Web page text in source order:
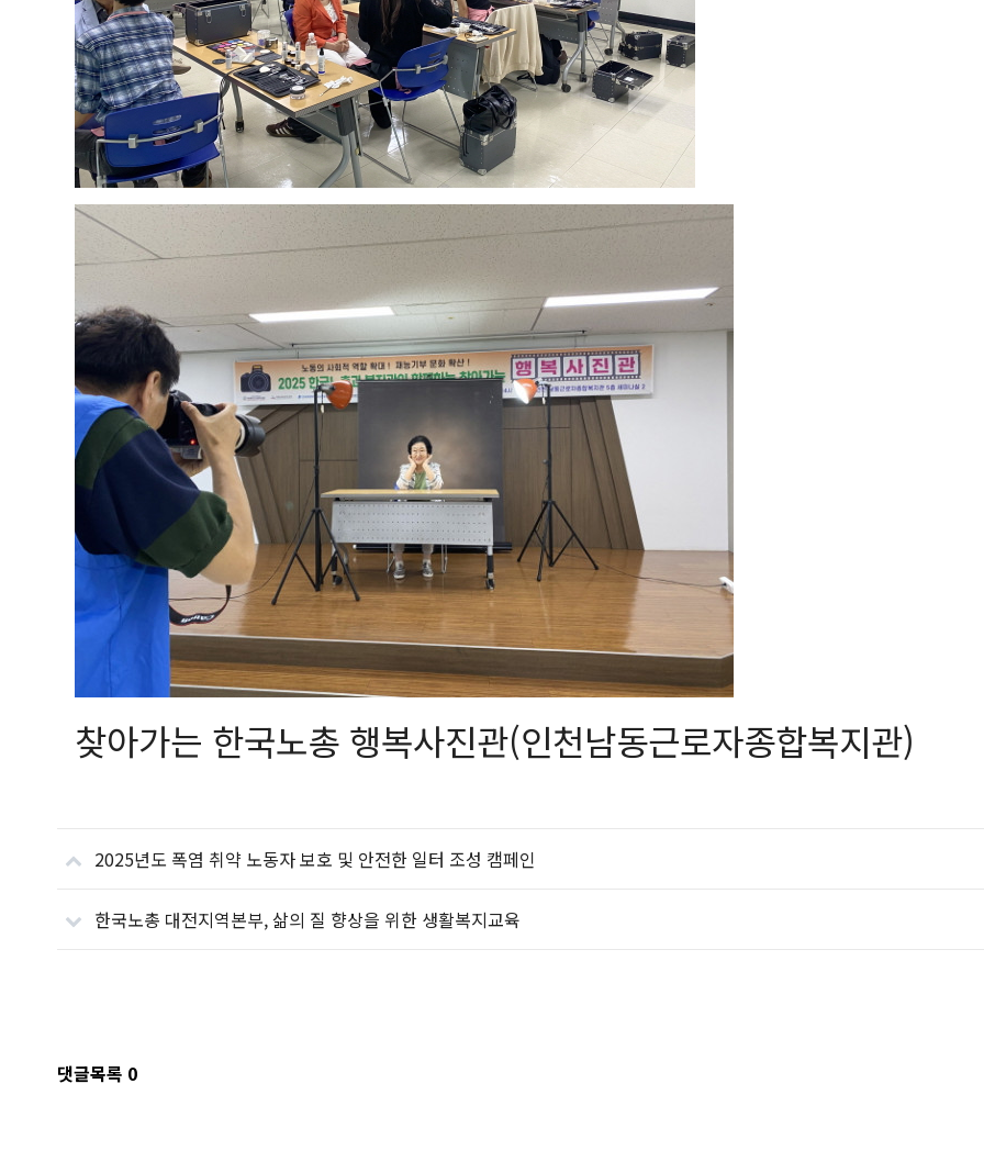
찾아가는 한국노총 행복사진관(인천남동근로자종합복지관)
2025년도 폭염 취약 노동자 보호 및 안전한 일터 조성 캠페인
한국노총 대전지역본부, 삶의 질 향상을 위한 생활복지교육
댓글목록 0